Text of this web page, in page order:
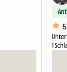
1